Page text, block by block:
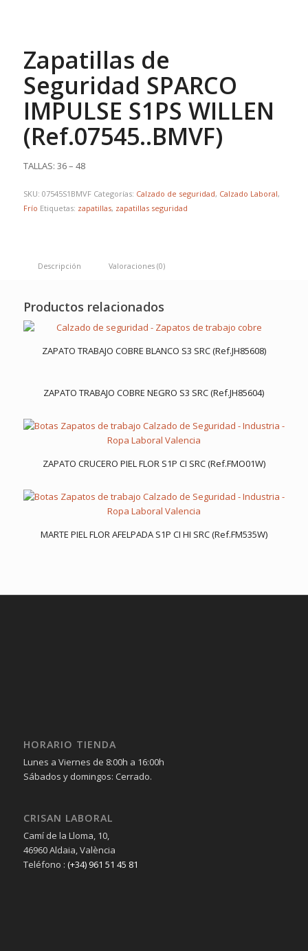
Zapatillas de
Seguridad SPARCO
IMPULSE S1PS WILLEN
(Ref.07545..BMVF)
TALLAS: 36 – 48
SKU: 07545S1BMVF Categorías: Calzado de seguridad, Calzado Laboral,
Frío Etiquetas: zapatillas, zapatillas seguridad
Descripción Valoraciones (0)
Productos relacionados
ZAPATO TRABAJO COBRE BLANCO S3 SRC (Ref.JH85608)
ZAPATO TRABAJO COBRE NEGRO S3 SRC (Ref.JH85604)
ZAPATO CRUCERO PIEL FLOR S1P CI SRC (Ref.FMO01W)
MARTE PIEL FLOR AFELPADA S1P CI HI SRC (Ref.FM535W)
HORARIO TIENDA
Lunes a Viernes de 8:00h a 16:00h
Sábados y domingos: Cerrado.
CRISAN LABORAL
Camí de la Lloma, 10,
46960 Aldaia, València
Teléfono : (+34) 961 51 45 81